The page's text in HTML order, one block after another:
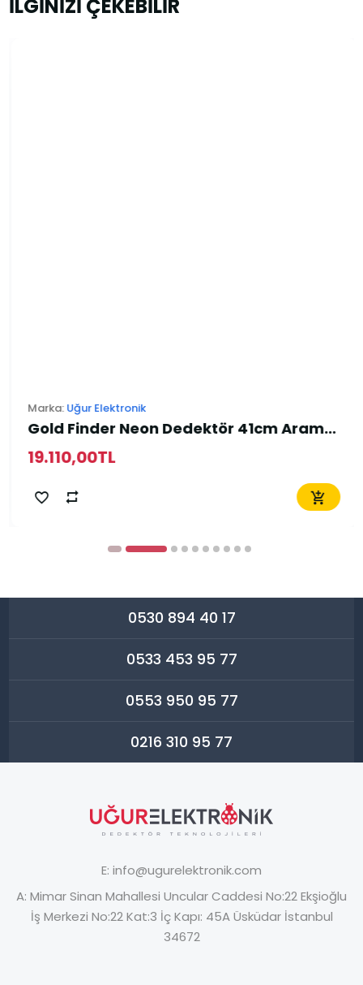
İLGİNİZİ ÇEKEBİLİR
Marka: Uğur Elektronik
Gold Finder Neon Dedektör 41cm Arama Başlığı
19.110,00TL
0530 894 40 17
0533 453 95 77
0553 950 95 77
0216 310 95 77
E: info@ugurelektronik.com
A: Mimar Sinan Mahallesi Uncular Caddesi No:22 Ekşioğlu
İş Merkezi No:22 Kat:3 İç Kapı: 45A Üsküdar İstanbul
34672